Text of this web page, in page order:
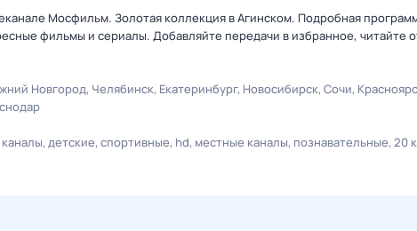
Мосфильм. Золотая коллекция в Агинском. Подробная
фильмы и сериалы. Добавляйте передачи в избранное, читайте
Новгород Челябинск Екатеринбург Новосибирск Сочи
детские спортивные hd местные каналы познавательные 20